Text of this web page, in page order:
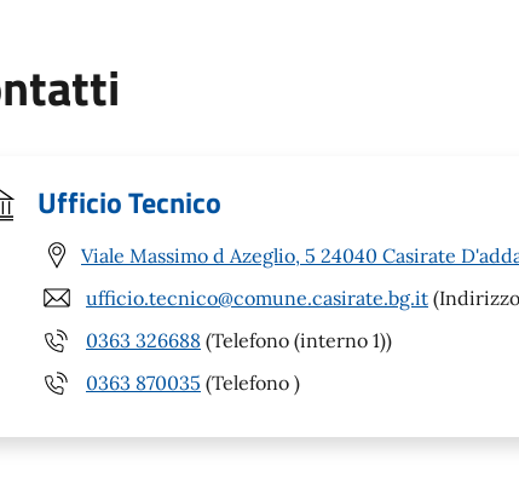
Ufficio Tecnico
Viale Massimo d Azeglio, 5 24040 Casirate
ufficio.tecnico@comune.casirate.bg.it
0363 326688 (Telefono (interno 1))
0363 870035 (Telefono )